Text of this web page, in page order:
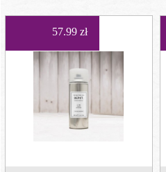
57.99 zł